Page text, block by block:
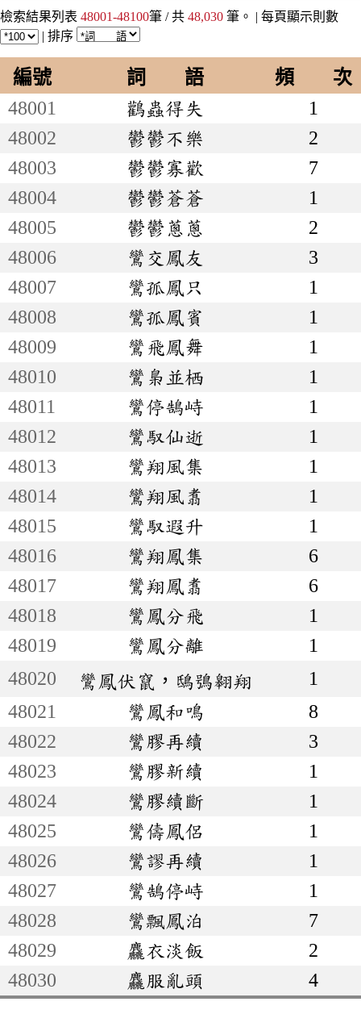
檢索結果列表 48001-48100筆 / 共 48,030 筆。 | 每頁顯示則數
| 排序
編號 詞 語
頻 次
48001
鸛蟲得失
1
48002
鬱鬱不樂
2
48003
鬱鬱寡歡
7
48004
鬱鬱蒼蒼
1
48005
鬱鬱蔥蔥
2
48006
鸞交鳳友
3
48007
鸞孤鳳只
1
48008
鸞孤鳳賓
1
48009
鸞飛鳳舞
1
48010
鸞梟並栖
1
48011
鸞停鵠峙
1
48012
鸞馭仙逝
1
48013
鸞翔風集
1
48014
鸞翔風翥
1
48015
鸞馭遐升
1
48016
鸞翔鳳集
6
48017
鸞翔鳳翥
6
48018
鸞鳳分飛
1
48019
鸞鳳分離
1
48020
鸞鳳伏竄，鴟鴞翱翔
1
48021
鸞鳳和鳴
8
48022
鸞膠再續
3
48023
鸞膠新續
1
48024
鸞膠續斷
1
48025
鸞儔鳳侶
1
48026
鸞謬再續
1
48027
鸞鵠停峙
1
48028
鸞飄鳳泊
7
48029
麤衣淡飯
2
48030
麤服亂頭 4